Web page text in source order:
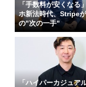
「手数料が安くな
ホ新法時代、Stripe
の"次の一手"
「ハイパーカジュア